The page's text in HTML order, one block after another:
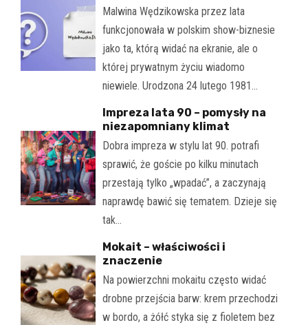
Malwina Wędzikowska przez lata
funkcjonowała w polskim show-biznesie
jako ta, którą widać na ekranie, ale o
której prywatnym życiu wiadomo
niewiele. Urodzona 24 lutego 1981…
Impreza lata 90 – pomysły na
niezapomniany klimat
Dobra impreza w stylu lat 90. potrafi
sprawić, że goście po kilku minutach
przestają tylko „wpadać”, a zaczynają
naprawdę bawić się tematem. Dzieje się
tak…
Mokait – właściwości i
znaczenie
Na powierzchni mokaitu często widać
drobne przejścia barw: krem przechodzi
w bordo, a żółć styka się z fioletem bez